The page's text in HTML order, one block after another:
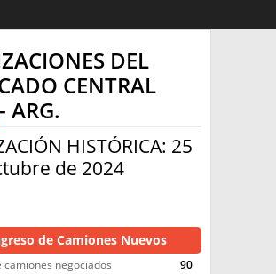
IDIOMAS
DEL
CENTRAL
ARG.
HISTÓRICA: 25
de 2024
de Camiones Nuevos
camiones negociados
90